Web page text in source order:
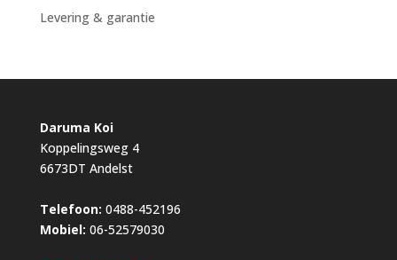
Levering & garantie
Daruma Koi
Koppelingsweg 4
6673DT Andelst
Telefoon: 0488-452196
Mobiel: 06-52579030